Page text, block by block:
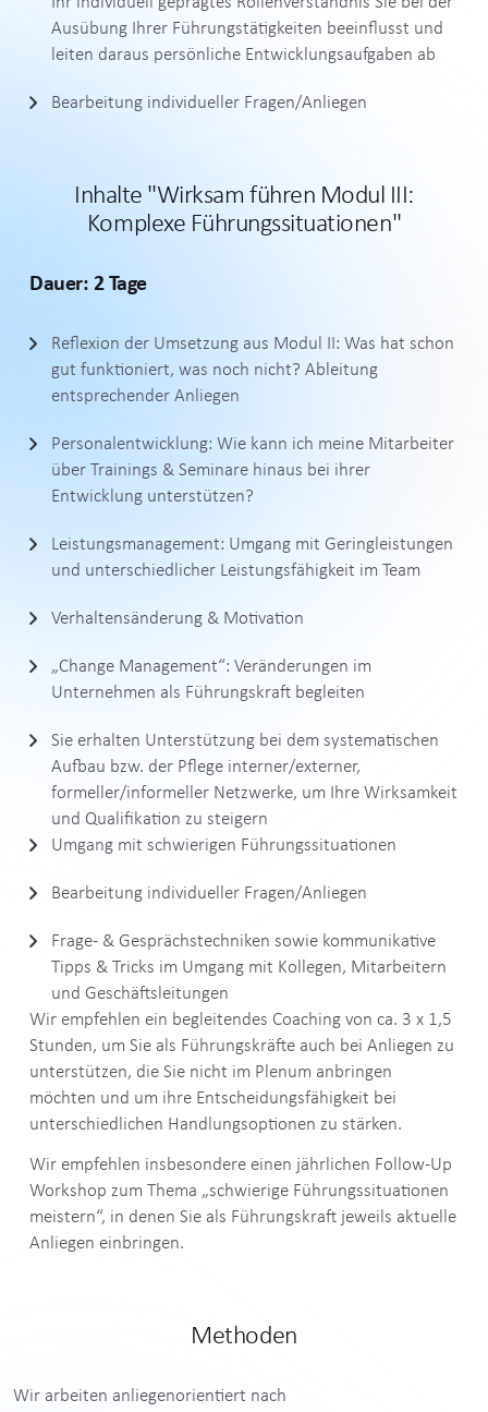
Ausübung Ihrer Führungstätigkeiten beeinflusst und
leiten daraus persönliche Entwicklungsaufgaben ab
Bearbeitung individueller Fragen/Anliegen
Inhalte "Wirksam führen Modul III:
Komplexe Führungssituationen"
Dauer: 2 Tage
Reflexion der Umsetzung aus Modul II: Was hat schon
gut funktioniert, was noch nicht? Ableitung
entsprechender Anliegen
Personalentwicklung: Wie kann ich meine Mitarbeiter
über Trainings & Seminare hinaus bei ihrer
Entwicklung unterstützen?
Leistungsmanagement: Umgang mit Geringleistungen
und unterschiedlicher Leistungsfähigkeit im Team
Verhaltensänderung & Motivation
„Change Management“: Veränderungen im
Unternehmen als Führungskraft begleiten
Sie erhalten Unterstützung bei dem systematischen
Aufbau bzw. der Pflege interner/externer,
formeller/informeller Netzwerke, um Ihre Wirksamkeit
und Qualifikation zu steigern
Umgang mit schwierigen Führungssituationen
Bearbeitung individueller Fragen/Anliegen
Frage- & Gesprächstechniken sowie kommunikative
Tipps & Tricks im Umgang mit Kollegen, Mitarbeitern
und Geschäftsleitungen
Wir empfehlen ein begleitendes Coaching von ca. 3 x 1,5
Stunden, um Sie als Führungskräfte auch bei Anliegen zu
unterstützen, die Sie nicht im Plenum anbringen
möchten und um ihre Entscheidungsfähigkeit bei
unterschiedlichen Handlungsoptionen zu stärken.
Wir empfehlen insbesondere einen jährlichen Follow-Up
Workshop zum Thema „schwierige Führungssituationen
meistern“, in denen Sie als Führungskraft jeweils aktuelle
Anliegen einbringen.
Methoden
Wir arbeiten anliegenorientiert nach